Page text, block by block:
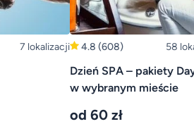
7 lokalizacji 4.8 (608) 58
Dzień SPA – pakiety
w wybranym mieście
od 60 zł